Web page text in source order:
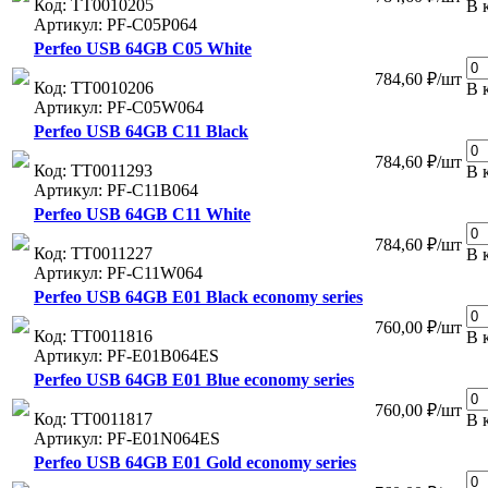
Код: ТТ0010205
Артикул: PF-C05P064
В
Perfeo USB 64GB C05 White
Код: ТТ0010206
Артикул: PF-C05W064
784,60 ₽/шт
В
Perfeo USB 64GB C11 Black
Код: ТТ0011293
Артикул: PF-C11B064
784,60 ₽/шт
В
Perfeo USB 64GB C11 White
Код: ТТ0011227
Артикул: PF-C11W064
784,60 ₽/шт
В
Perfeo USB 64GB E01 Black economy series
Код: ТТ0011816
Артикул: PF-E01B064ES
760,00 ₽/шт
В
Perfeo USB 64GB E01 Blue economy series
Код: ТТ0011817
Артикул: PF-E01N064ES
760,00 ₽/шт
В
Perfeo USB 64GB E01 Gold economy series